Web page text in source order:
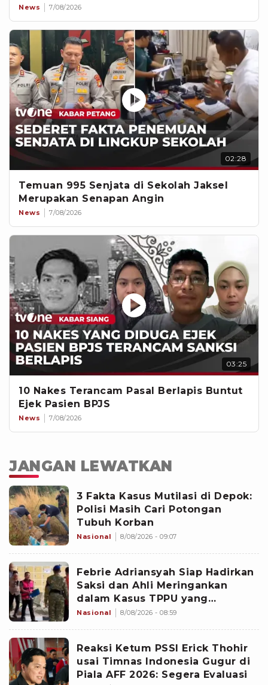
News 7/08/2026
02:28
Temuan 995 Senjata di Sekolah Jaksel
Merupakan Senapan Angin
News 7/08/2026
03:25
10 Nakes Terancam Pasal Berlapis Buntut
Ejek Pasien BPJS
News 7/08/2026
JANGAN LEWATKAN
3 Fakta Kasus Mutilasi di Depok:
Polisi Masih Cari Potongan
Tubuh Korban
Nasional 8/08/2026 - 09:07
Febrie Adriansyah Siap Hadirkan
Saksi dan Ahli Meringankan
dalam Kasus TPPU yang
Menjeratnya
Nasional 8/08/2026 - 08:59
Reaksi Ketum PSSI Erick Thohir
usai Timnas Indonesia Gugur di
Piala AFF 2026: Segera Evaluasi